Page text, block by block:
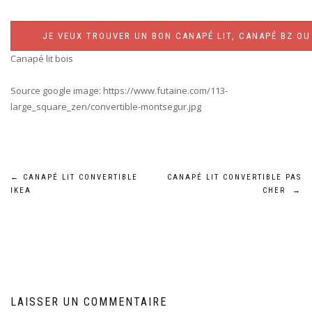
JE VEUX TROUVER UN BON CANAPÉ LIT, CANAPÉ BZ
Canapé lit bois
Source google image: https://www.futaine.com/113-
large_square_zen/convertible-montsegur.jpg
Navigation
←
CANAPÉ LIT CONVERTIBLE
IKEA
CANAPÉ LIT CONVERTIBLE PAS
CHER
→
LAISSER UN COMMENTAIRE